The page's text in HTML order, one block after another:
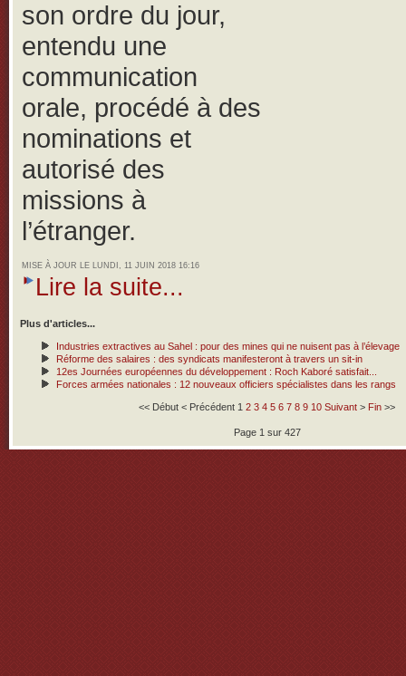
son ordre du jour,
entendu une
communication
orale, procédé à des
nominations et
autorisé des
missions à
l’étranger.
MISE À JOUR LE LUNDI, 11 JUIN 2018 16:16
Lire la suite...
Plus d'articles...
Industries extractives au Sahel : pour des mines qui ne nuisent pas à l’élevage
Réforme des salaires : des syndicats manifesteront à travers un sit-in
12es Journées européennes du développement : Roch Kaboré satisfait...
Forces armées nationales : 12 nouveaux officiers spécialistes dans les rangs
<< Début < Précédent 1 2 3 4 5 6 7 8 9 10 Suivant > Fin >>
Page 1 sur 427